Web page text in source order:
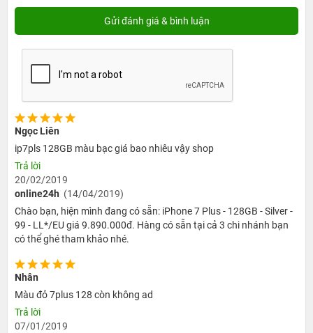
iPhone 7 Plus 128Gb cũ
. Vì vậy, 24hStore lấy danh dự và uy tín nhiều năm trong lĩnh vực
kinh doanh di động ra khẳng định và cam kết với khách hàng:
-
iPhone 7 Plus 128Gb cũtại 24hStore hoàn toàn nguyên bản,
không tháo máy sửa chữa, tráo linh kiện, thay màn hình trước khi
bán.
Ngọc Liên
ip7pls 128GB màu bạc giá bao nhiêu vậy shop
Trả lời
20/02/2019
online24h (14/04/2019)
Chào bạn, hiện mình đang có sẵn: iPhone 7 Plus - 128GB - Silver -
99 - LL*/EU giá 9.890.000đ. Hàng có sẵn tại cả 3 chi nhánh bạn
có thể ghé tham khảo nhé.
Nhân
Màu đỏ 7plus 128 còn không ad
Trả lời
07/01/2019